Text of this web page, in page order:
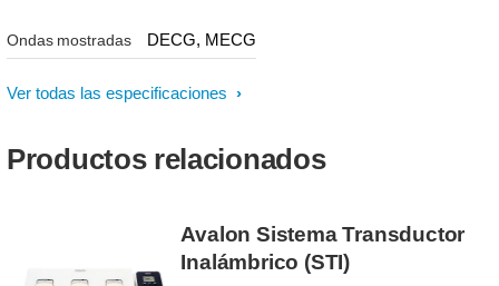
Ondas mostradas DECG, MECG
Ver todas las especificaciones
Productos relacionados
Avalon Sistema Transductor
Inalámbrico (STI)